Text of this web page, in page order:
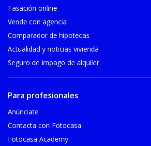
Tasación online
Vende con agencia
Comparador de hipotecas
Actualidad y noticias vivienda
Seguro de impago de alquiler
Para profesionales
Anúnciate
Contacta con Fotocasa
Fotocasa Academy